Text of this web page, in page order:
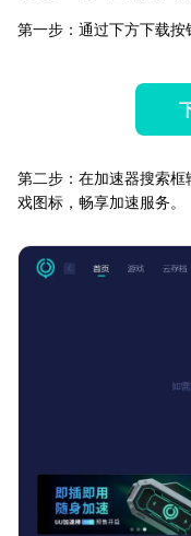
第一步：通过下方下载按
第二步：在加速器搜索
戏图标，畅享加速服务。